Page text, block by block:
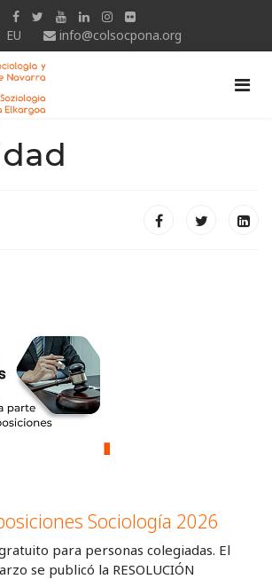
EU info@colsocpona.org
Sociología 2026
para personas colegiadas. El
se publicó la RESOLUCIÓN